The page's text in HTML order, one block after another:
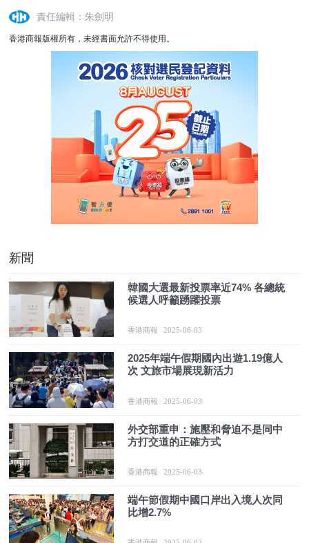
責任編輯：朱劍明
香港商報版權所有，未經書面允許不得使用。
新聞
韓國大選最新投票率近74% 各總統
候選人呼籲踴躍投票
香港商報 2025-06-03
2025年端午假期國內出遊1.19億人
次 文旅市場展現新活力
香港商報 2025-06-03
外交部重申：施壓和脅迫不是同中
方打交道的正確方式
香港商報 2025-06-03
端午節假期中國口岸出入境人次同
比增2.7%